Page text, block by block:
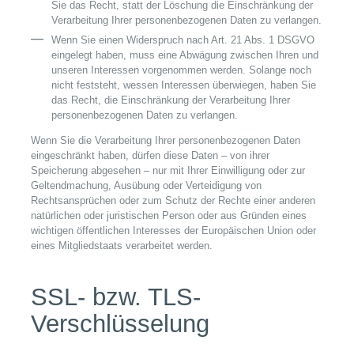
Sie das Recht, statt der Löschung die Einschränkung der
Verarbeitung Ihrer personenbezogenen Daten zu verlangen.
Wenn Sie einen Widerspruch nach Art. 21 Abs. 1 DSGVO
eingelegt haben, muss eine Abwägung zwischen Ihren und
unseren Interessen vorgenommen werden. Solange noch
nicht feststeht, wessen Interessen überwiegen, haben Sie
das Recht, die Einschränkung der Verarbeitung Ihrer
personenbezogenen Daten zu verlangen.
Wenn Sie die Verarbeitung Ihrer personenbezogenen Daten
eingeschränkt haben, dürfen diese Daten – von ihrer
Speicherung abgesehen – nur mit Ihrer Einwilligung oder zur
Geltendmachung, Ausübung oder Verteidigung von
Rechtsansprüchen oder zum Schutz der Rechte einer anderen
natürlichen oder juristischen Person oder aus Gründen eines
wichtigen öffentlichen Interesses der Europäischen Union oder
eines Mitgliedstaats verarbeitet werden.
SSL- bzw. TLS-
Verschlüsselung